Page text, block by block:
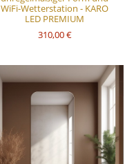
WiFi-Wetterstation - KARO
LED PREMIUM
310,00 €